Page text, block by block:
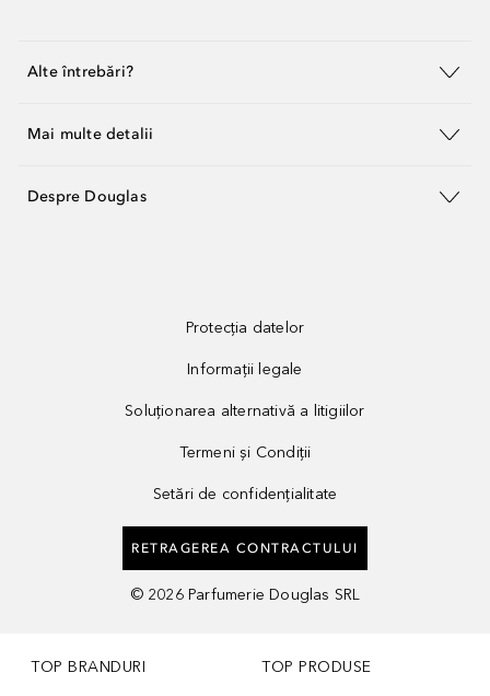
Alte întrebări?
Mai multe detalii
Despre Douglas
Protecția datelor
Informații legale
Soluționarea alternativă a litigiilor
Termeni și Condiții
Setări de confidențialitate
RETRAGEREA CONTRACTULUI
© 2026 Parfumerie Douglas SRL
TOP BRANDURI TOP PRODUSE